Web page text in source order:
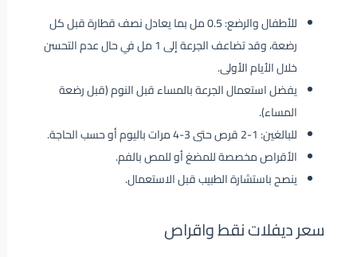
للأطفال والرضع: 0.5 مل بما يعادل نصف قطارة قبل كل
رضعة، وقد تضاعف الجرعة إلى 1 مل في حال عدم التحسن
خلال الأيام الأولى.
يفضل استعمال الجرعة بالمساء قبل النوم (قبل رضعة
المساء).
للبالغين: 1-2 قرص حتى 3-4 مرات باليوم أو حسب الحاجة.
الأقراص مخصصة للمضغ أو للمص بالفم.
ينصح باستشارة الطبيب قبل الاستعمال.
سعر ديفلات نقط واقراص